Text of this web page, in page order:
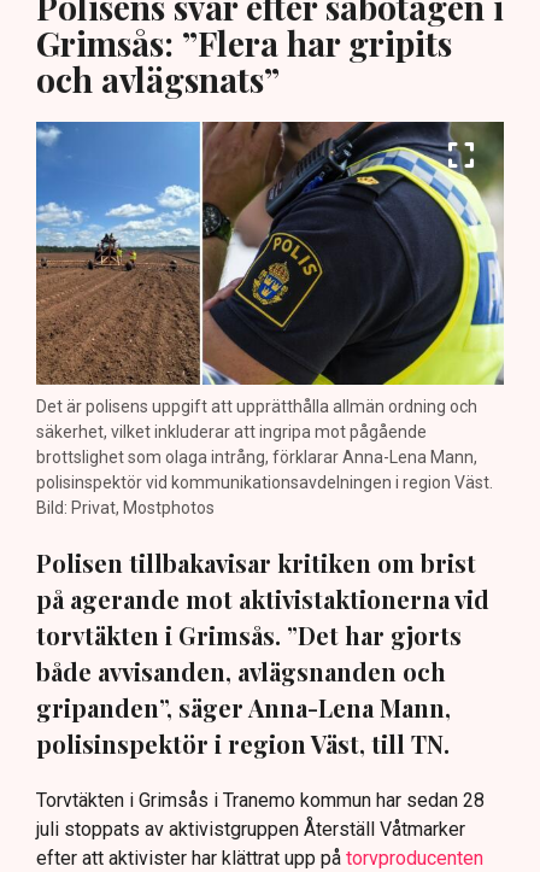
Grimsås: ”Flera har gripits
och avlägsnats”
Det är polisens uppgift att upprätthålla allmän ordning och
säkerhet, vilket inkluderar att ingripa mot pågående
brottslighet som olaga intrång, förklarar Anna-Lena Mann,
polisinspektör vid kommunikationsavdelningen i region Väst.
Bild: Privat, Mostphotos
Polisen tillbakavisar kritiken om brist
på agerande mot aktivistaktionerna vid
torvtäkten i Grimsås. ”Det har gjorts
både avvisanden, avlägsnanden och
gripanden”, säger Anna-Lena Mann,
polisinspektör i region Väst, till TN.
Torvtäkten i Grimsås i Tranemo kommun har sedan 28
juli stoppats av aktivistgruppen Återställ Våtmarker
efter att aktivister har klättrat upp på torvproducenten